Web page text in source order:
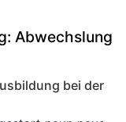
Abwechslung
bei der